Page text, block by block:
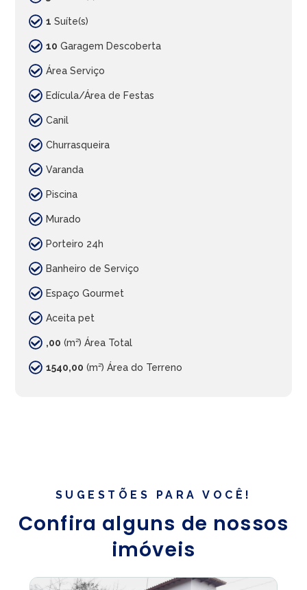
1 Suíte(s)
10 Garagem Descoberta
Área Serviço
Edícula/Área de Festas
Canil
Churrasqueira
Varanda
Piscina
Murado
Porteiro 24h
Banheiro de Serviço
Espaço Gourmet
Aceita pet
,00 (m²) Área Total
1540,00 (m²) Área do Terreno
SUGESTÕES PARA VOCÊ!
Confira alguns de nossos
imóveis